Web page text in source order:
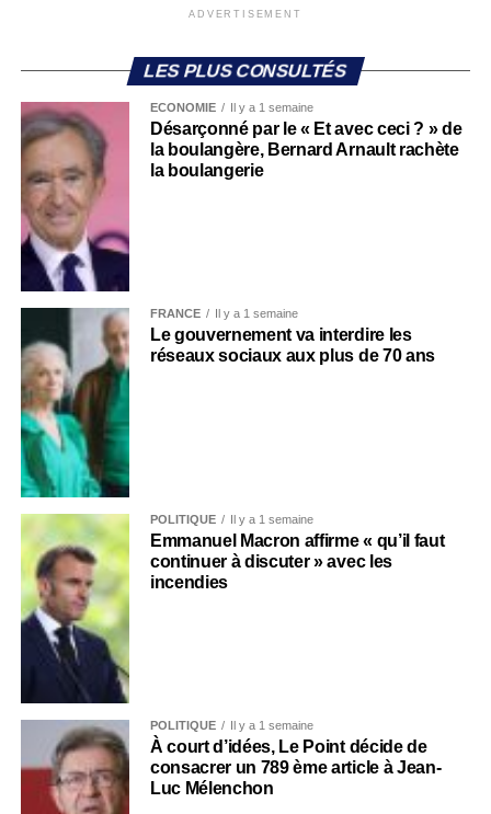
ADVERTISEMENT
LES PLUS CONSULTÉS
ECONOMIE Il y a 1 semaine
Désarçonné par le « Et avec ceci ? » de
la boulangère, Bernard Arnault rachète
la boulangerie
FRANCE Il y a 1 semaine
Le gouvernement va interdire les
réseaux sociaux aux plus de 70 ans
POLITIQUE Il y a 1 semaine
Emmanuel Macron affirme « qu’il faut
continuer à discuter » avec les
incendies
POLITIQUE Il y a 1 semaine
À court d’idées, Le Point décide de
consacrer un 789 ème article à Jean-
Luc Mélenchon